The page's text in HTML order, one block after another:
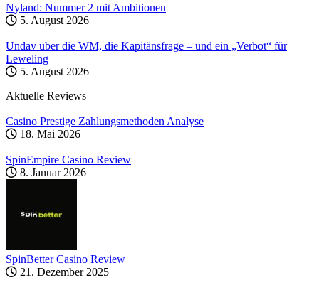
Nyland: Nummer 2 mit Ambitionen
5. August 2026
Undav über die WM, die Kapitänsfrage – und ein „Verbot“ für
Leweling
5. August 2026
Aktuelle Reviews
Casino Prestige Zahlungsmethoden Analyse
18. Mai 2026
SpinEmpire Casino Review
8. Januar 2026
SpinBetter Casino Review
21. Dezember 2025